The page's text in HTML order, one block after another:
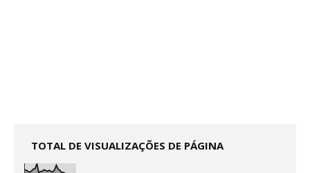
TOTAL DE VISUALIZAÇÕES DE PÁGINA